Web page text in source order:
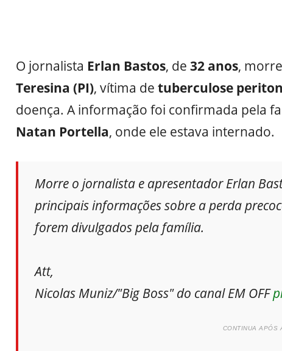
O jornalista Erlan Bastos, de 32 anos,
Teresina (PI), vítima de tuberculose
doença. A informação foi confirmada pela
Natan Portella, onde ele estava internado.
Morre o jornalista e apresentador Erlan
principais informações sobre a perda
forem divulgados pela família.
Att,
Nicolas Muniz/"Big Boss" do canal EM OFF
CONTINUA APÓS